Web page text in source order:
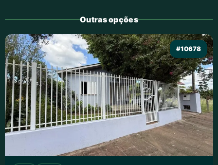
Outras opções
#10678